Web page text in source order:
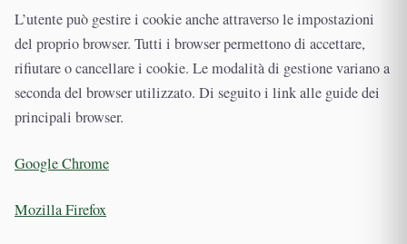
L’utente può gestire i cookie anche attraverso le impostazioni
del proprio browser. Tutti i browser permettono di accettare,
rifiutare o cancellare i cookie. Le modalità di gestione variano a
seconda del browser utilizzato. Di seguito i link alle guide dei
principali browser.
Google Chrome
Mozilla Firefox